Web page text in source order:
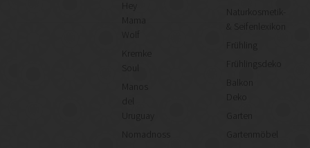
Mama
Wolf
Kremke
Manos
Uruguay
Nomadnoss
Naturkosmetik-
& Seifenlexikon
Frühling
Frühlingsdeko
Balkon
Deko
Garten
Gartenmöbel